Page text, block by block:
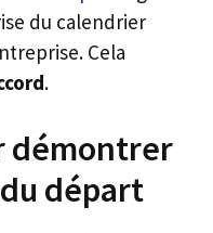
du calendrier
Cela
.
démontrer
départ